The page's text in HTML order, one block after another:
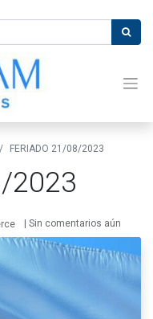
FERIADO 21/08/2023
2023
| Sin comentarios aún